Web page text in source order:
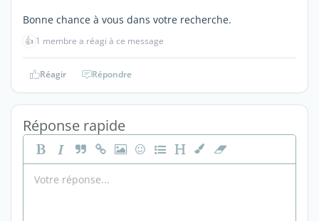
Bonne chance à vous dans votre recherche.
👍 1 membre a réagi à ce message
Réagir Répondre
Réponse rapide